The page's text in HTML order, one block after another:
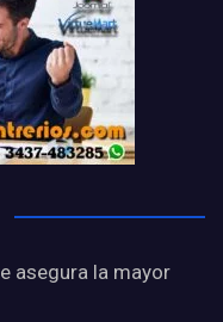
asegura la mayor